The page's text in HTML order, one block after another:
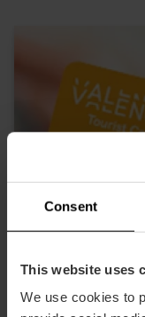
Consent
This website uses
We use cookies to